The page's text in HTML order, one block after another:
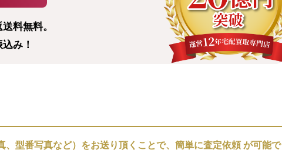
料無料。
み！
、型番写真など）をお送り頂くことで、簡単に査定依頼 が可能で